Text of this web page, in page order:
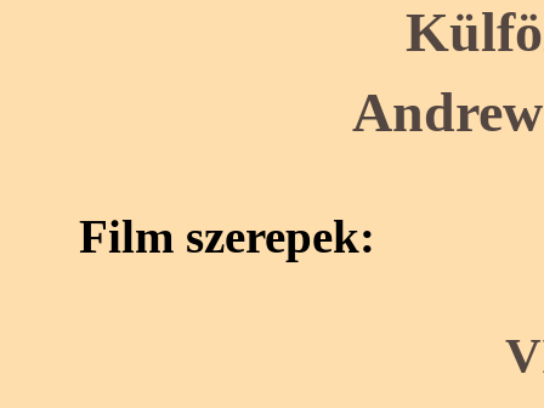
Film szerepek: